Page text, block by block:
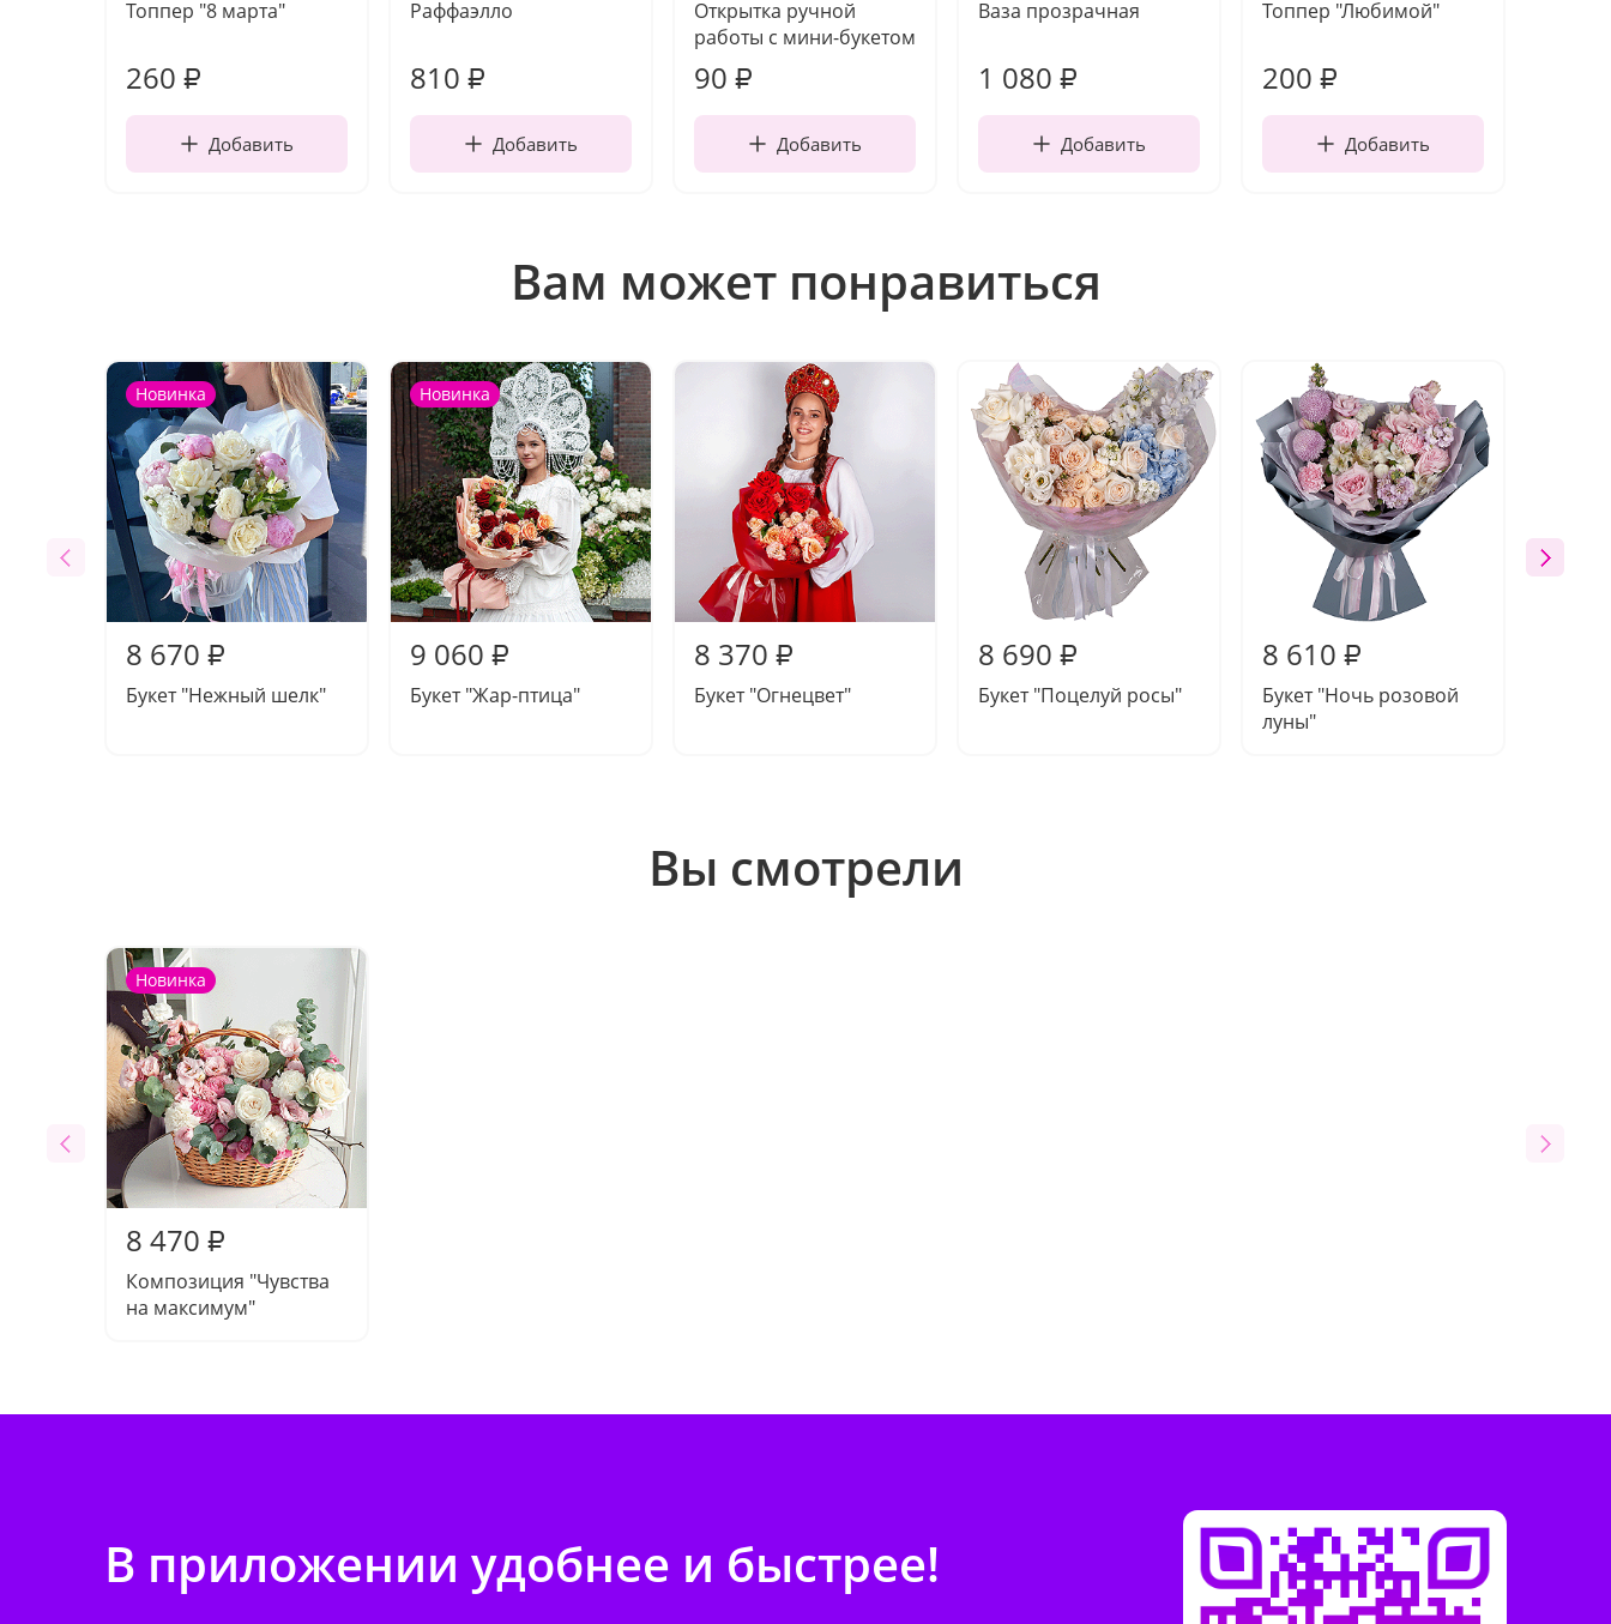
Топпер "8 марта"
260 ₽
Добавить
Раффаэлло
810 ₽
Добавить
Открытка ручной
работы с мини-букетом
90 ₽
Добавить
Ваза прозрачная
1 080 ₽
Добавить
Топпер "Любимой"
200 ₽
Добавить
Вам может понравиться
Новинка
8 670 ₽
Букет "Нежный шелк"
Новинка
9 060 ₽
Букет "Жар-птица"
8 370 ₽
Букет "Огнецвет"
8 690 ₽
Букет "Поцелуй росы"
8 610 ₽
Букет "Ночь розовой
луны"
Вы смотрели
Новинка
8 470 ₽
Композиция "Чувства
на максимум"
В приложении удобнее и быстрее!